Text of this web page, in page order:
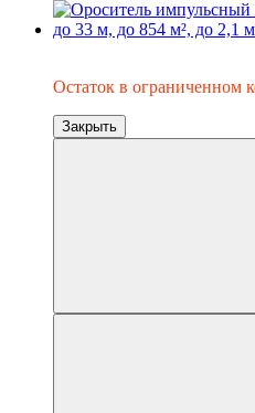
Остаток в ограниченном
Закрыть